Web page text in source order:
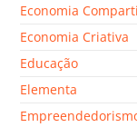
Economia
Economia Criativa
Educação
Elementa